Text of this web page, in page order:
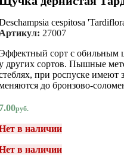
cespitosa
27007
сорт с обильным
других сортов. Пышные
при роспуске имеют
до бронзово-
руб.
в наличии
в наличии